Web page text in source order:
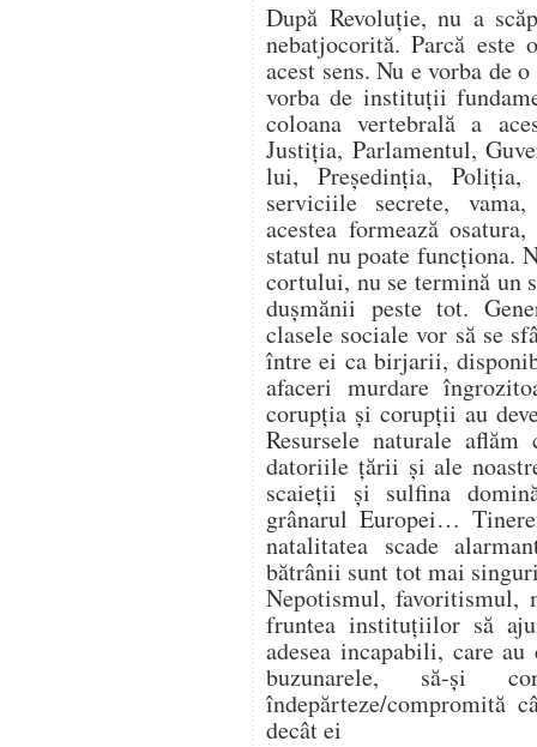
După Revoluție, nu a
nebatjocorită. Parcă
acest sens. Nu e vorba de
vorba de instituții
coloana vertebrală a
Justiția, Parlamentul,
lui, Președinția, Poliția,
serviciile secrete,
acestea formează
statul nu poate funcționa.
cortului, nu se termină un
dușmănii peste tot.
clasele sociale vor să se
între ei ca birjarii,
afaceri murdare
corupția și corupții au
Resursele naturale
datoriile țării și ale
scaieții și sulfina
grânarul Europei…
natalitatea scade
bătrânii sunt tot mai
Nepotismul, favoritismul,
fruntea instituțiilor să
adesea incapabili, care
buzunarele, să-și
îndepărteze/
decât ei